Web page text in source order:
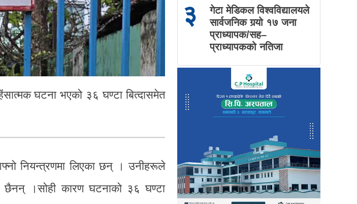
घटना भएको ३६ घण्टा बित्दासमेत
नियन्त्रणमा लिएका छन् । उनीहरूले
छैनन् ।सोही कारण घटनाको ३६ घण्टा
३
गेटा मेडिकल विश्वविद्यालयले
सार्वजनिक गर्‍यो १७ जना
प्राध्यापक/सह–
प्राध्यापकको नतिजा